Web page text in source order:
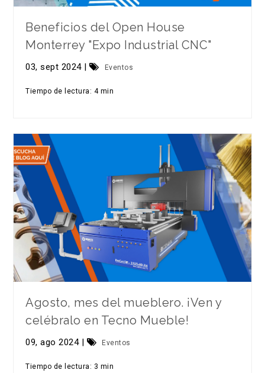
Beneficios del Open House
Monterrey "Expo Industrial CNC"
03, sept 2024 | Eventos
Tiempo de lectura: 4 min
Agosto, mes del mueblero. ¡Ven y
celébralo en Tecno Mueble!
09, ago 2024 | Eventos
Tiempo de lectura: 3 min